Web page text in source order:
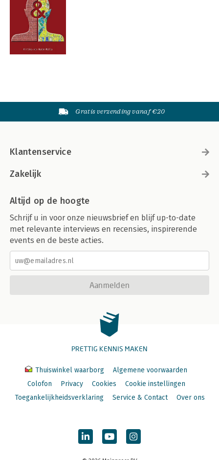
Gratis verzending vanaf €20
Klantenservice
Zakelijk
Altijd op de hoogte
Schrijf u in voor onze nieuwsbrief en blijf up-to-date
met relevante interviews en recensies, inspirerende
events en de beste acties.
Aanmelden
PRETTIG KENNIS MAKEN
Thuiswinkel waarborg
Algemene voorwaarden
Colofon
Privacy Cookies
Cookie instellingen
Toegankelijkheidsverklaring
Service & Contact Over ons